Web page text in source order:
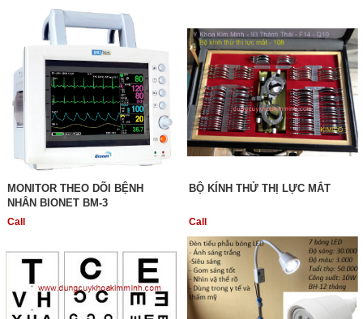
MONITOR THEO DÕI BỆNH
NHÂN BIONET BM-3
Call
BỘ KÍNH THỬ THỊ LỰC MẮT
Call